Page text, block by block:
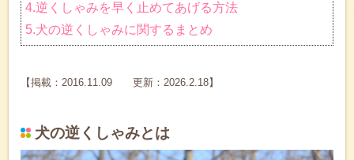
4.逆くしゃみを早く止めてあげる方法
5.犬の逆くしゃみに関するまとめ
【掲載：2016.11.09 更新：2026.2.18】
犬の逆くしゃみとは